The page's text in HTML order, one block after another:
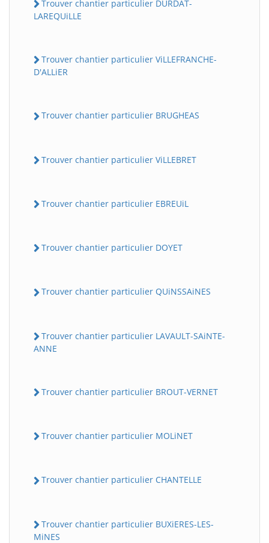
Trouver chantier particulier DURDAT-
LAREQUiLLE
Trouver chantier particulier ViLLEFRANCHE-
D'ALLiER
Trouver chantier particulier BRUGHEAS
Trouver chantier particulier ViLLEBRET
Trouver chantier particulier EBREUiL
Trouver chantier particulier DOYET
Trouver chantier particulier QUiNSSAiNES
Trouver chantier particulier LAVAULT-SAiNTE-
ANNE
Trouver chantier particulier BROUT-VERNET
Trouver chantier particulier MOLiNET
Trouver chantier particulier CHANTELLE
Trouver chantier particulier BUXiERES-LES-
MiNES